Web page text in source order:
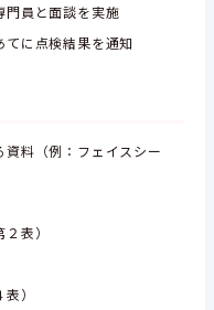
門員と面談を実施
に点検結果を通知
料（例：フェイスシー
表）
）